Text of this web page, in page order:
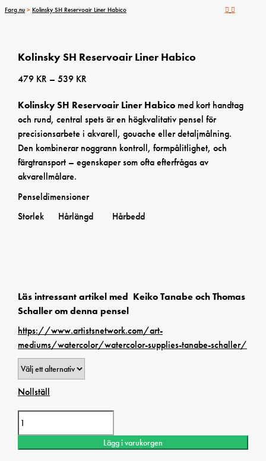
Farg.nu > Kolinsky SH Reservoair Liner Habico
Kolinsky SH Reservoair Liner Habico
479 KR – 539 KR
till
539 kr
Kolinsky SH Reservoair Liner Habico med kort handtag
och rund, central spets är en högkvalitativ pensel för
precisionsarbete i akvarell, gouache eller detaljmålning.
Den kombinerar noggrann kontroll, formpålitlighet, och
färgtransport – egenskaper som ofta efterfrågas av
akvarellmålare.
Penseldimensioner
Storlek Hårlängd Hårbedd
Läs intressant artikel med Keiko Tanabe och Thomas
Schaller om denna pensel
https://www.artistsnetwork.com/art-
mediums/watercolor/watercolor-supplies-tanabe-schaller/
Nollställ
Lägg i varukorgen